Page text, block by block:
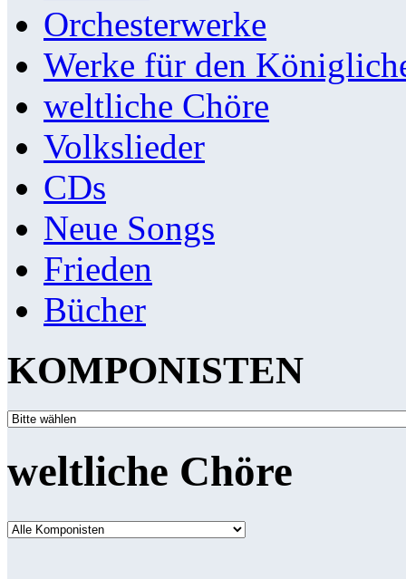
Orchesterwerke
Werke für den
weltliche Chöre
Volkslieder
CDs
Neue Songs
Frieden
Bücher
KOMPONISTEN
weltliche Chöre